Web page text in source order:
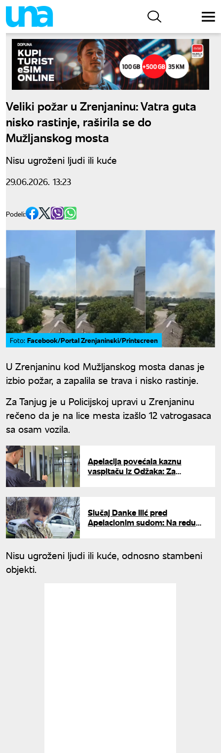
Veliki požar u Zrenjaninu: Vatra guta
nisko rastinje, raširila se do
Mužljanskog mosta
Nisu ugroženi ljudi ili kuće
29.06.2026. 13:23
Podeli:
Foto: Facebook/Portal Zrenjaninski/Printscreen
U Zrenjaninu kod Mužljanskog mosta danas je
izbio požar, a zapalila se trava i nisko rastinje.
Za Tanjug je u Policijskoj upravi u Zrenjaninu
rečeno da je na lice mesta izašlo 12 vatrogasaca
sa osam vozila.
Apelacija povećala kaznu
vaspitaču iz Odžaka: Za
Slučaj Danke Ilić pred
Apelacionim sudom: Na redu
Nisu ugroženi ljudi ili kuće, odnosno stambeni
objekti.